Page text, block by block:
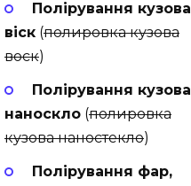
Полірування кузова
віск (полировка кузова
воск)
Полірування кузова
наноскло (полировка
кузова наностекло)
Полірування фар,